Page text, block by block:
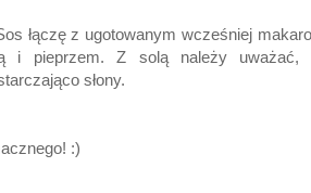
łączę z ugotowanym wcześniej
i pieprzem. Z solą należy uważać,
słony.
:)